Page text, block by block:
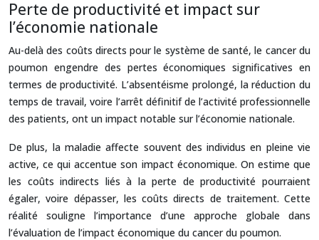
Perte de productivité et impact sur
l’économie nationale
Au-delà des coûts directs pour le système de santé, le cancer du
poumon engendre des pertes économiques significatives en
termes de productivité. L’absentéisme prolongé, la réduction du
temps de travail, voire l’arrêt définitif de l’activité professionnelle
des patients, ont un impact notable sur l’économie nationale.
De plus, la maladie affecte souvent des individus en pleine vie
active, ce qui accentue son impact économique. On estime que
les coûts indirects liés à la perte de productivité pourraient
égaler, voire dépasser, les coûts directs de traitement. Cette
réalité souligne l’importance d’une approche globale dans
l’évaluation de l’impact économique du cancer du poumon.